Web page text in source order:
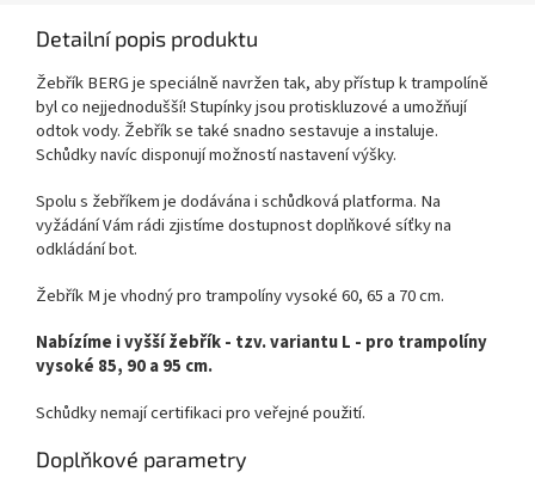
Detailní popis produktu
Žebřík BERG je speciálně navržen tak, aby přístup k trampolíně
byl co nejjednodušší! Stupínky jsou protiskluzové a umožňují
odtok vody. Žebřík se také snadno sestavuje a instaluje.
Schůdky navíc disponují možností nastavení výšky.
Spolu s žebříkem je dodávána i schůdková platforma. Na
vyžádání Vám rádi zjistíme dostupnost doplňkové síťky na
odkládání bot.
Žebřík M je vhodný pro trampolíny vysoké 60, 65 a 70 cm.
Nabízíme i vyšší žebřík - tzv. variantu L - pro trampolíny
vysoké 85, 90 a 95 cm.
Schůdky nemají certifikaci pro veřejné použití.
Doplňkové parametry